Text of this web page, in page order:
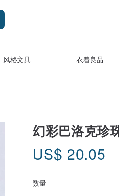
风格文具 衣着良品
幻彩巴洛克珍
US$ 20.05
数量